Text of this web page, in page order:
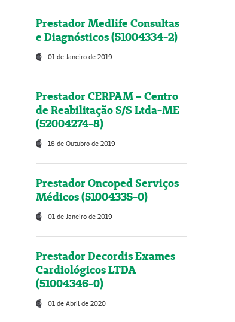
Prestador Medlife Consultas
e Diagnósticos (51004334-2)
01 de Janeiro de 2019
Prestador CERPAM – Centro
de Reabilitação S/S Ltda-ME
(52004274-8)
18 de Outubro de 2019
Prestador Oncoped Serviços
Médicos (51004335-0)
01 de Janeiro de 2019
Prestador Decordis Exames
Cardiológicos LTDA
(51004346-0)
01 de Abril de 2020